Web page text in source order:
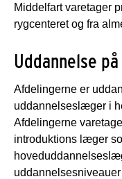
Middelfart varetager
rygcenteret og fra
Uddannelse
Afdelingerne er
uddannelseslæger i
Afdelingerne
introduktions læger